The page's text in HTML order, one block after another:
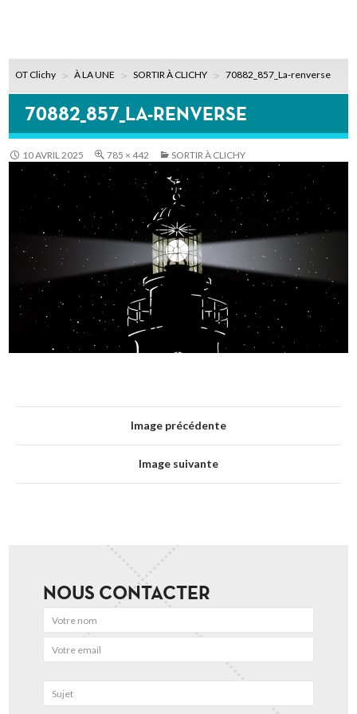
OT Clichy À LA UNE SORTIR À CLICHY 70882_857_La-renverse
70882_857_LA-RENVERSE
10 AVRIL 2025 785 × 442 SORTIR À CLICHY
Image précédente
Image suivante
NOUS CONTACTER